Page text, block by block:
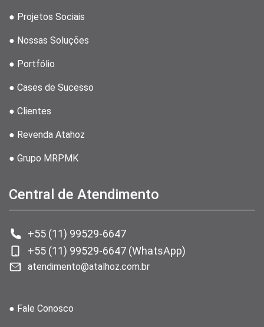
● Projetos Sociais
● Nossas Soluções
● Portfólio
● Cases de Sucesso
● Clientes
● Revenda Atahoz
● Grupo MRPMK
Central de Atendimento
+55 (11) 99529-6647
+55 (11) 99529-6647 (WhatsApp)
atendimento@atalhoz.com.br
● Fale Conosco